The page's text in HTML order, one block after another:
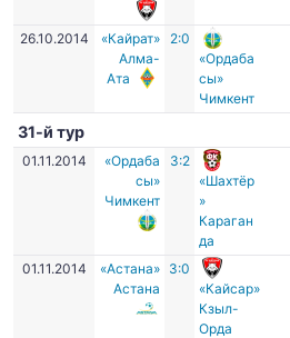
26.10.2014
«Кайрат»
Алма-
Ата
2:0
«Ордаба
сы»
Чимкент
31-й тур
01.11.2014
«Ордаба
сы»
Чимкент
3:2
«Шахтёр
»
Караган
да
01.11.2014
«Астана»
Астана
3:0
«Кайсар»
Кзыл-
Орда